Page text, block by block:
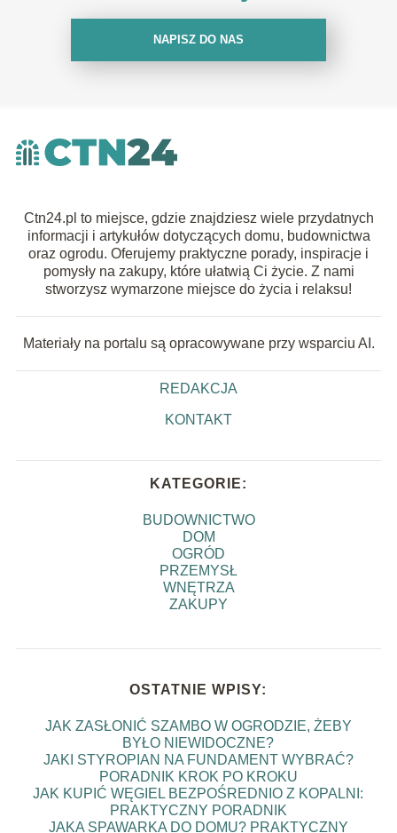
NAPISZ DO NAS
Ctn24.pl to miejsce, gdzie znajdziesz wiele przydatnych
informacji i artykułów dotyczących domu, budownictwa
oraz ogrodu. Oferujemy praktyczne porady, inspiracje i
pomysły na zakupy, które ułatwią Ci życie. Z nami
stworzysz wymarzone miejsce do życia i relaksu!
Materiały na portalu są opracowywane przy wsparciu AI.
REDAKCJA
KONTAKT
KATEGORIE:
BUDOWNICTWO
DOM
OGRÓD
PRZEMYSŁ
WNĘTRZA
ZAKUPY
OSTATNIE WPISY:
JAK ZASŁONIĆ SZAMBO W OGRODZIE, ŻEBY
BYŁO NIEWIDOCZNE?
JAKI STYROPIAN NA FUNDAMENT WYBRAĆ?
PORADNIK KROK PO KROKU
JAK KUPIĆ WĘGIEL BEZPOŚREDNIO Z KOPALNI:
PRAKTYCZNY PORADNIK
JAKA SPAWARKA DO DOMU? PRAKTYCZNY